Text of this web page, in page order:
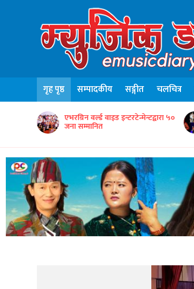
गृह पृष्ठ सम्पादकीय सङ्गीत चलचित्र
विद्यार्थीसहित नेपाली सांस्कृतिक टोलीको
फ्रान्समा उत्कृष्ट प्रस्तुति